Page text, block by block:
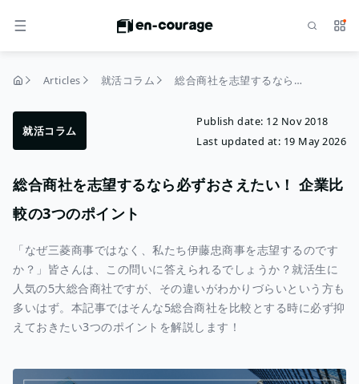
MENU Search
home Articles 就活コラム 総合商社を志望するなら必ずおさえたい！ 企業比較の3つのポイント
就活コラム
Publish date: 12 Nov 2018
Last updated at: 19 May 2026
総合商社を志望するなら必ずおさえたい！ 企業比
較の3つのポイント
「なぜ三菱商事ではなく、私たち伊藤忠商事を志望するのです
か？」皆さんは、この問いに答えられるでしょうか？就活生に
人気の5大総合商社ですが、その違いがわかりづらいという方も
多いはず。本記事ではそんな5総合商社を比較とする時に必ず抑
えておきたい3つのポイントを解説します！